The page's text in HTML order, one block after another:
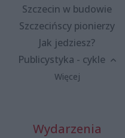
Szczecin w budowie
Szczecińscy pionierzy
Jak jedziesz?
Publicystyka - cykle
Więcej
Wydarzenia